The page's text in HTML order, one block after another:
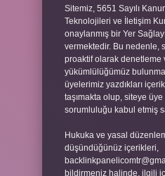
Sitemiz, 5651 Sayılı
Teknolojileri ve İletişim
onaylanmış bir Yer
vermektedir. Bu nedenle,
proaktif olarak denetleme
yükümlülüğümüz
üyelerimiz yazdıkları
taşımakta olup, siteye
sorumluluğu kabul etmiş
Hukuka ve yasal
düşündüğünüz içerikleri,
bildirmeniz halinde, ilgili